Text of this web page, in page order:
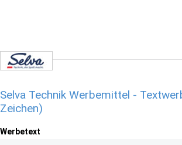
Selva Technik Werbemittel -
Zeichen)
Werbetext